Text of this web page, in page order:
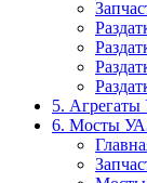
5.
6. Мосты